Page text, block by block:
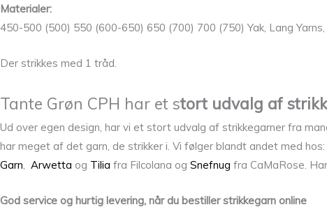
Materialer:
450-500 (500) 550 (600-650) 650 (700) 700 (750) Yak, Lang Yarns,
Der strikkes med 1 tråd.
Tante Grøn CPH har et stort udvalg af
Ud over egen design, har vi et stort udvalg af strikkegarner fra
har meget af det garn, de strikker i. Vi følger blandt andet med
Garn
Arwetta og Tilia fra Filcolana og Snefnug fra CaMaRose.
God service og hurtig levering, når du bestiller strikkegarn online